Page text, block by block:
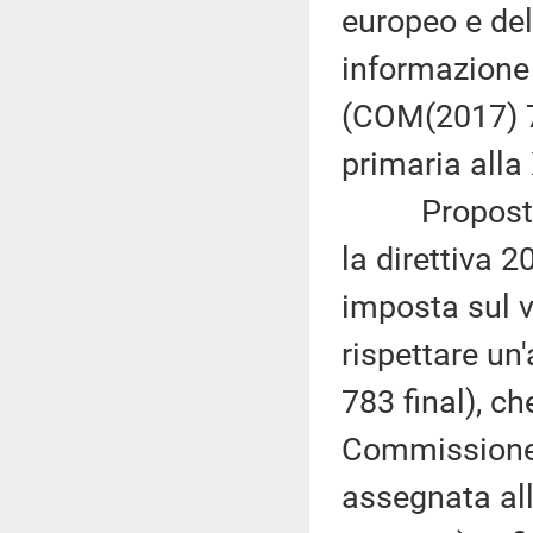
europeo e
(COM(2017)
primaria alla
Proposta
la direttiva
imposta sul
rispettare
783 final),
assegnata